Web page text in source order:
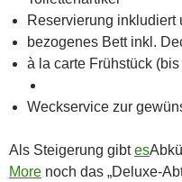
Reservierung
bezogenes Bett inkl.
à la carte Frühstück
Weckservice zur
Als Steigerung gibtes
More noch das „Deluxe-